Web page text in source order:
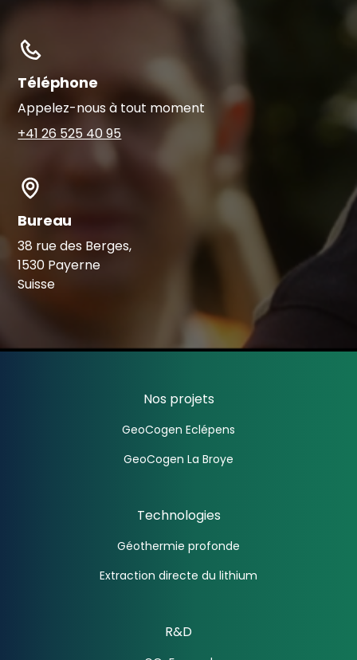
Téléphone
Appelez-nous à tout moment
+41 26 525 40 95
Bureau
38 rue des Berges,
1530 Payerne
Suisse
Nos projets
GeoCogen Eclépens
GeoCogen La Broye
Technologies
Géothermie profonde
Extraction directe du lithium
R&D